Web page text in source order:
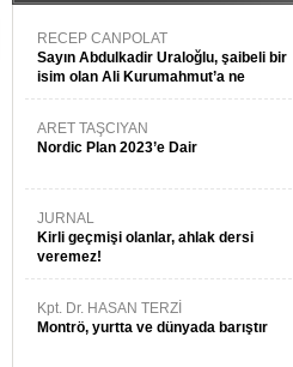
RECEP CANPOLAT
Sayın Abdulkadir Uraloğlu, şaibeli bir
isim olan Ali Kurumahmut’a ne
danışıyorsunuz?
ARET TAŞCIYAN
Nordic Plan 2023’e Dair
JURNAL
Kirli geçmişi olanlar, ahlak dersi
veremez!
Kpt. Dr. HASAN TERZİ
Montrö, yurtta ve dünyada barıştır